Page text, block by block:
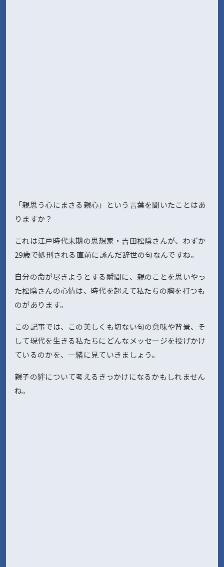
「親思う心にまさる親心」という言葉を聞いたことはあ
りますか？
これは江戸時代末期の思想家・吉田松陰さんが、わずか
29歳で処刑される直前に詠んだ辞世の句なんですね。
自分の命が尽きようとする瞬間に、親のことを思いやっ
た松陰さんの心情は、時代を超えて私たちの胸を打つも
のがあります。
この記事では、この美しくも切ない句の意味や背景、そ
して現代を生きる私たちにどんなメッセージを投げかけ
ているのかを、一緒に見ていきましょう。
親子の絆について考えるきっかけになるかもしれません
ね。